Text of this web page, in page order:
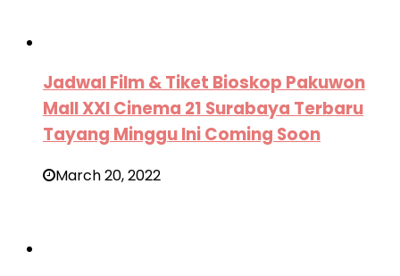
Jadwal Film & Tiket Bioskop Pakuwon
Mall XXI Cinema 21 Surabaya Terbaru
Tayang Minggu Ini Coming Soon
March 20, 2022